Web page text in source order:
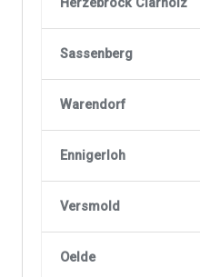
Herzebrock Clarholz
Sassenberg
Warendorf
Ennigerloh
Versmold
Oelde